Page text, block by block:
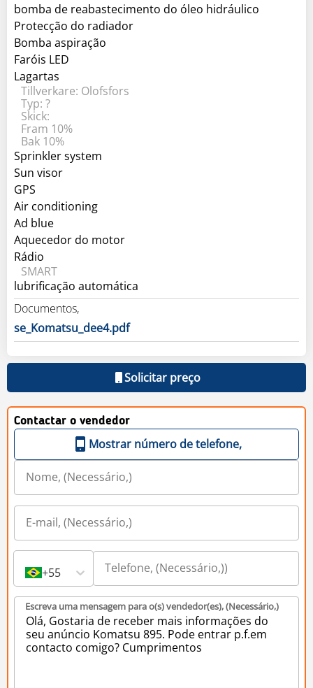
bomba de reabastecimento do óleo hidráulico
Protecção do radiador
Bomba aspiração
Faróis LED
Lagartas
Tillverkare: Olofsfors
Typ: ?
Skick:
Fram 10%
Bak 10%
Sprinkler system
Sun visor
GPS
Air conditioning
Ad blue
Aquecedor do motor
Rádio
SMART
lubrificação automática
Documentos,
se_Komatsu_dee4.pdf
Solicitar preço
Contactar o vendedor
Mostrar número de telefone,
+55
Escreva uma mensagem para o(s) vendedor(es), (Necessário,)